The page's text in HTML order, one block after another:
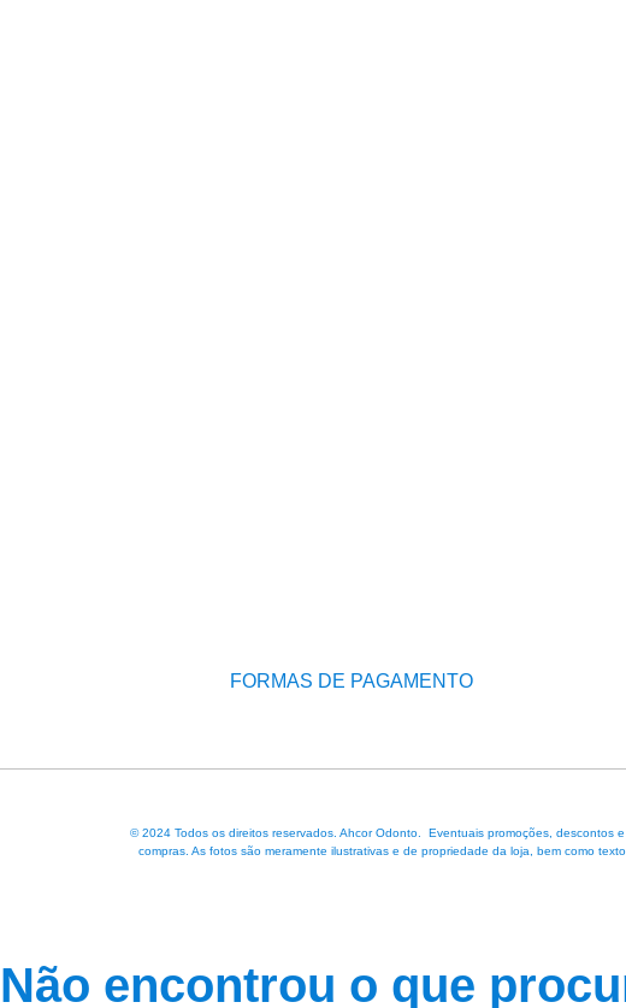
FORMAS DE PAGAMENTO
© 2024 Todos os direitos reservados. Ahcor Odonto. Eventuais promoções, descontos
compras. As fotos são meramente ilustrativas e de propriedade da loja, bem como
Não encontrou o que